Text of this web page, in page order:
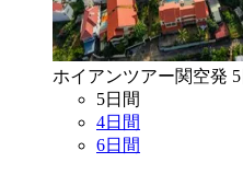
ホイアンツアー関空発 5
5日間
4日間
6日間